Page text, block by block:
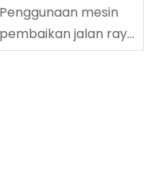
Penggunaan mesin
pembaikan jalan raya
yang berjaya di